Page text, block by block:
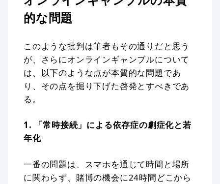
的な問題
このような批判は筆者もその通りだと思う
が、さらにオンラインギャンブルについて
は、以下のような点が本質的な問題であ
り、その点を掘り下げた啓発とすべきであ
る。
1. 「常時接続」による依存症の劇症化と若
年化
一番の問題は、スマホを通じて時間と場所
に関わらず、賭博の機会に24時間どこから